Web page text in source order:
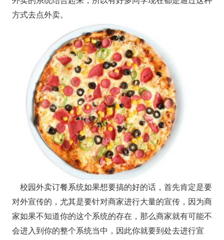
方式去点外卖。
校园外卖订餐系统如果想要搞的好的话，首先肯定是要
对外宣传的，尤其是要针对商家进行大量的宣传，因为商
家如果不知道你的这个系统的存在，那么商家就有可能不
会进入到你的整个系统当中，因此你就要到处去进行宣